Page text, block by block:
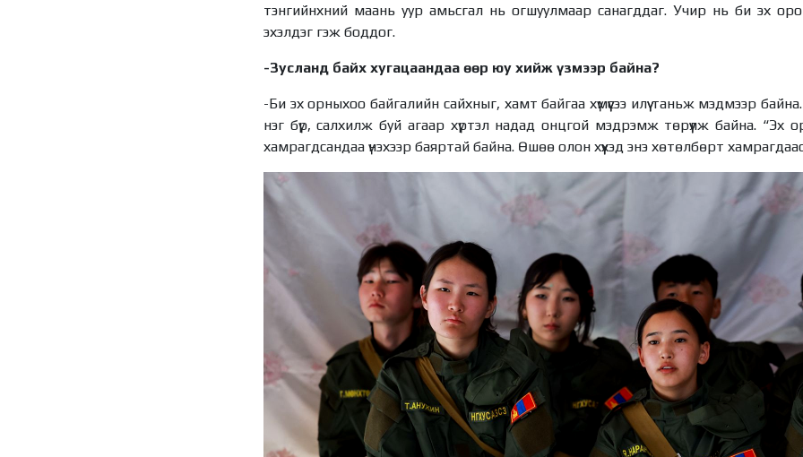
тэнгийнхний маань уур амьсгал нь огшуулмаар санагддаг. Учир нь би эх орон
эхэлдэг гэж боддог.
-Зусланд байх хугацаандаа өөр юу хийж үзмээр байна?
-Би эх орныхоо байгалийн сайхныг, хамт байгаа хүмүүсээ илүү таньж мэдмээр
нэг бүр, салхилж буй агаар хүртэл надад онцгой мэдрэмж төрүүлж байна. “Эх
хамрагдсандаа үнэхээр баяртай байна. Өшөө олон хүүхэд энэ хөтөлбөрт